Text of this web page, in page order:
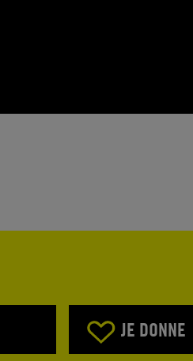
JE DONNE